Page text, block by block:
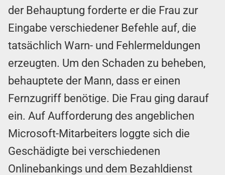
der Behauptung forderte er die Frau zur
Eingabe verschiedener Befehle auf, die
tatsächlich Warn- und Fehlermeldungen
erzeugten. Um den Schaden zu beheben,
behauptete der Mann, dass er einen
Fernzugriff benötige. Die Frau ging darauf
ein. Auf Aufforderung des angeblichen
Microsoft-Mitarbeiters loggte sich die
Geschädigte bei verschiedenen
Onlinebankings und dem Bezahldienst